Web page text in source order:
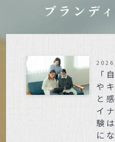
ブランデ
「
や
と
イ
験
に